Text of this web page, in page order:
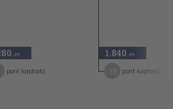
,-Ft
pont kapható
1.840 ,-Ft
pont kapható